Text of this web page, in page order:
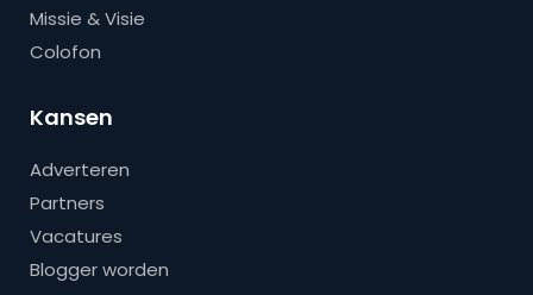
Missie & Visie
Colofon
Kansen
Adverteren
Partners
Vacatures
Blogger worden